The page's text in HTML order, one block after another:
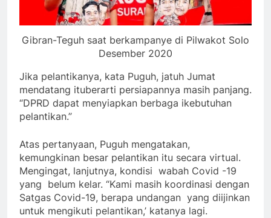
Gibran-Teguh saat berkampanye di Pilwakot Solo
Desember 2020
Jika pelantikanya, kata Puguh, jatuh Jumat
mendatang ituberarti persiapannya masih panjang.
“DPRD dapat menyiapkan berbaga ikebutuhan
pelantikan.”
Atas pertanyaan, Puguh mengatakan,
kemungkinan besar pelantikan itu secara virtual.
Mengingat, lanjutnya, kondisi wabah Covid -19
yang belum kelar. “Kami masih koordinasi dengan
Satgas Covid-19, berapa undangan yang diijinkan
untuk mengikuti pelantikan,’ katanya lagi.